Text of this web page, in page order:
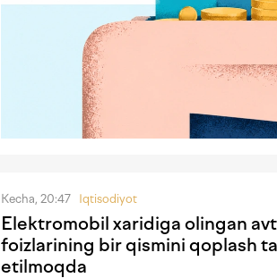
Kecha, 20:47 Iqtisodiyot
Elektromobil xaridiga olingan
foizlarining bir qismini qoplash
etilmoqda